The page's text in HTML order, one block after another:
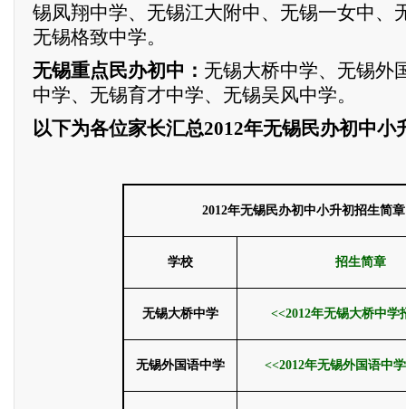
锡凤翔中学、无锡江大附中、无锡一女中、
无锡格致中学。
无锡重点民办初中： 无锡大桥中学、无锡外
中学、无锡育才中学、无锡吴风中学。
以下为各位家长汇总2012年无锡民办初中小
2012年无锡民办初中小升初招生简章
学校 招生简章
无锡大桥中学 <<2012年无锡大桥中学
无锡外国语中学 <<2012年无锡外国语中